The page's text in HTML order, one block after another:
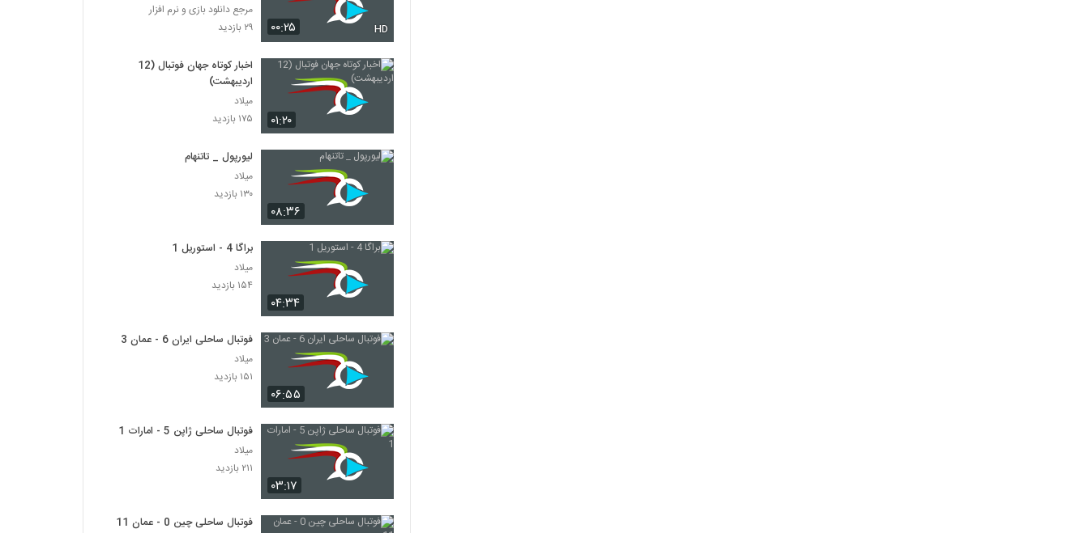
۰۰:۲۵ HD
مرجع دانلود بازی و نرم افزار
۲۹ بازدید
۰۱:۲۰
اخبار کوتاه جهان فوتبال (12
اردیبهشت)
میلاد
۱۷۵ بازدید
۰۸:۳۶
لیورپول _ تاتنهام
میلاد
۱۳۰ بازدید
۰۴:۳۴
براگا 4 - استوریل 1
میلاد
۱۵۴ بازدید
۰۶:۵۵
فوتبال ساحلی ایران 6 - عمان 3
میلاد
۱۵۱ بازدید
۰۳:۱۷
فوتبال ساحلی ژاپن 5 - امارات 1
میلاد
۲۱۱ بازدید
فوتبال ساحلی چین 0 - عمان 11